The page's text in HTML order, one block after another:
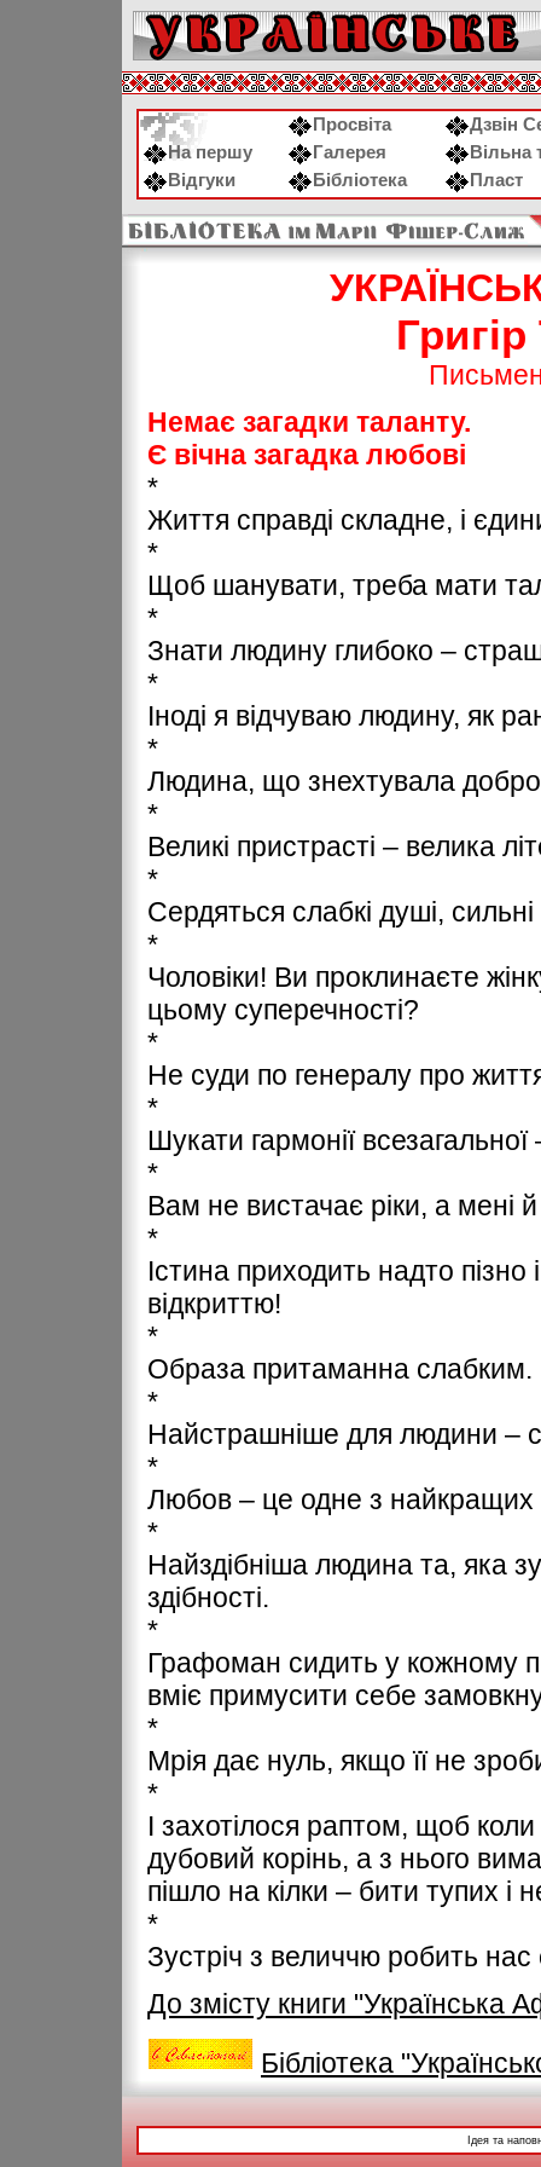
Просвіта
Дзвін
На першу
Галерея
Вільна
Відгуки
Бібліотека Пласт
Немає загадки таланту.
Є вічна загадка любові
*
Життя справді складне, і
*
Щоб шанувати, треба мати
*
Знати людину глибоко –
*
Іноді я відчуваю людину, як
*
Людина, що знехтувала
*
Великі пристрасті – велика
*
Сердяться слабкі душі,
*
Чоловіки! Ви проклинаєте
цьому суперечності?
*
Не суди по генералу про
*
Шукати гармонії
*
Вам не вистачає ріки, а мені
*
Істина приходить надто пізно
відкриттю!
*
Образа притаманна слабким.
*
Найстрашніше для людини –
*
Любов – це одне з найкращих
*
Найздібніша людина та, яка
здібності.
*
Графоман сидить у кожному
вміє примусити себе
*
Мрія дає нуль, якщо її не
*
І захотілося раптом, щоб
дубовий корінь, а з нього
пішло на кілки – бити тупих
*
Зустріч з величчю робить
До змісту книги "Українська
Бібліотека
Ідея та